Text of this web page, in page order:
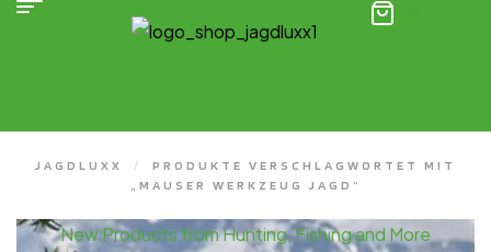
JAGDLUXX /
PRODUKTE VERSCHLAGWORTET MIT
„MAUSER WERKZEUG JAGD“
New Products from Hunting, Fishing and More